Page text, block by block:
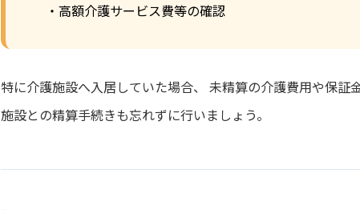
・高額介護サービス費等の確認
特に介護施設へ入居していた場合、 未精算の介護費用や保証
施設との精算手続きも忘れずに行いましょう。